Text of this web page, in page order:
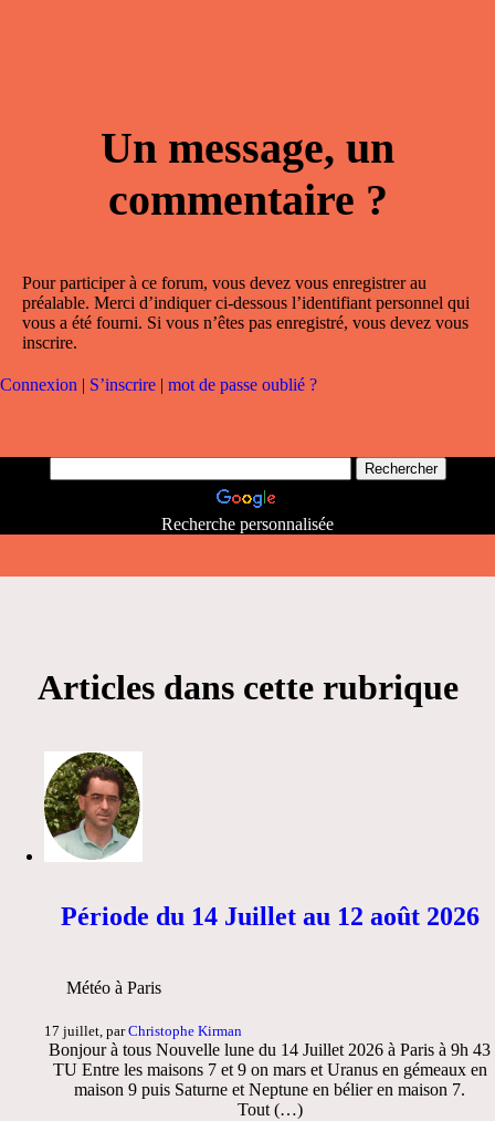
Un message, un
commentaire ?
Pour participer à ce forum, vous devez vous enregistrer au
préalable. Merci d’indiquer ci-dessous l’identifiant personnel qui
vous a été fourni. Si vous n’êtes pas enregistré, vous devez vous
inscrire.
Connexion | S’inscrire | mot de passe oublié ?
Recherche personnalisée
Articles dans cette rubrique
Période du 14 Juillet au 12 août 2026
Météo à Paris
17 juillet, parChristophe Kirman
Bonjour à tous Nouvelle lune du 14 Juillet 2026 à Paris à 9h 43
TU Entre les maisons 7 et 9 on mars et Uranus en gémeaux en
maison 9 puis Saturne et Neptune en bélier en maison 7.
Tout (…)